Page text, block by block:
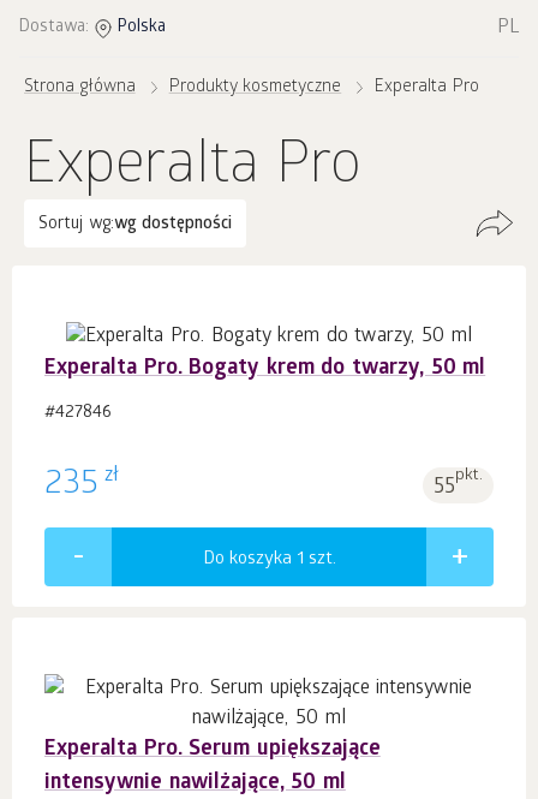
Dostawa: Polska PL
Strona główna Produkty kosmetyczne Experalta Pro
Experalta Pro
Sortuj wg:wg dostępności
Experalta Pro. Bogaty krem do twarzy, 50 ml
#427846
235 zł 55pkt.
Do koszyka 1 szt.
Experalta Pro. Serum upiększające
intensywnie nawilżające, 50 ml